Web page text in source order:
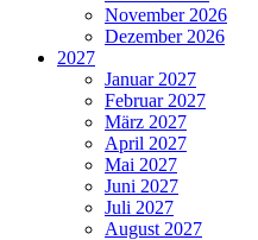
November 2026
Dezember 2026
2027
Januar 2027
Februar 2027
März 2027
April 2027
Mai 2027
Juni 2027
Juli 2027
August 2027